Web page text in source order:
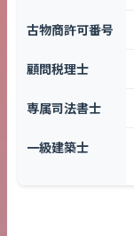
古物商許可番号
顧問税理士
専属司法書士
一級建築士